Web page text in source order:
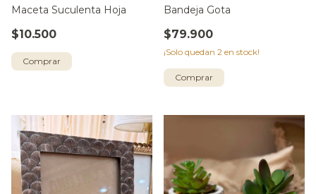
Maceta Suculenta Hoja
$10.500
Bandeja Gota
$79.900
¡Solo quedan 2 en stock!
Comprar